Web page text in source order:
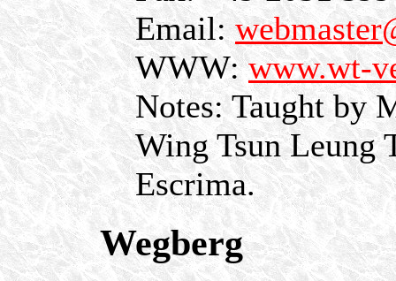
Email:
WWW:www.wt-
Notes: Taught by
Wing Tsun Leung
Escrima.
Wegberg